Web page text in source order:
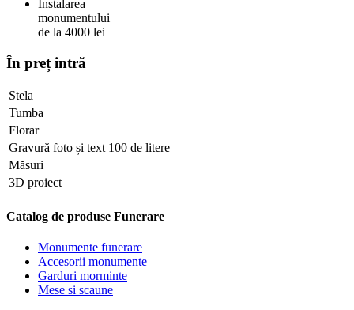
Instalarea
monumentului
de la 4000 lei
În preț intră
Stela
Tumba
Florar
Gravură foto și text 100 de litere
Măsuri
3D proiect
Catalog de produse Funerare
Monumente funerare
Accesorii monumente
Garduri morminte
Mese si scaune